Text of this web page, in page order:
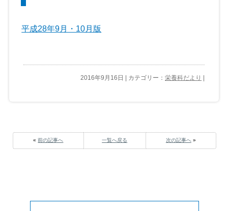
平成28年9月・10月版
2016年9月16日 | カテゴリー：栄養科だより
«前の記事へ 一覧へ戻る 次の記事へ»